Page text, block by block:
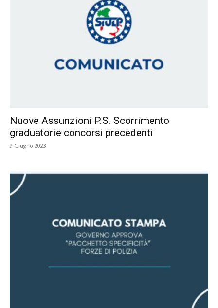
Nuove Assunzioni P.S. Scorrimento
graduatorie concorsi precedenti
9 Giugno 2023